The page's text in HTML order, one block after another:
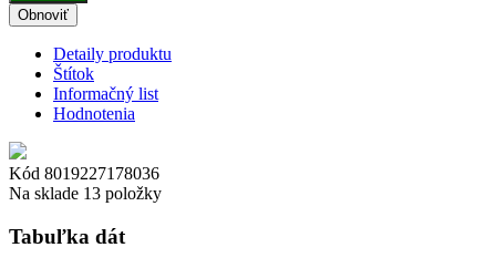
Detaily produktu
Štítok
Informačný list
Hodnotenia
Kód 8019227178036
Na sklade 13 položky
Tabuľka dát